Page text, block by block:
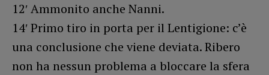
12′ Ammonito anche Nanni.
14′ Primo tiro in porta per il Lentigione: c’è
una conclusione che viene deviata. Ribero
non ha nessun problema a bloccare la sfera